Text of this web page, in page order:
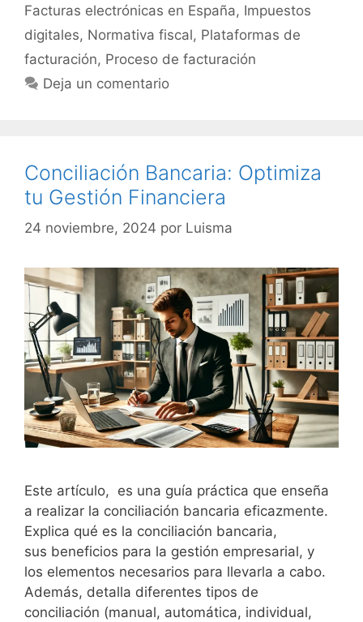
Facturas electrónicas en España, Impuestos
digitales, Normativa fiscal, Plataformas de
facturación, Proceso de facturación
Deja un comentario
Conciliación Bancaria: Optimiza
tu Gestión Financiera
24 noviembre, 2024 por Luisma
Este artículo, es una guía práctica que enseña
a realizar la conciliación bancaria eficazmente.
Explica qué es la conciliación bancaria,
sus beneficios para la gestión empresarial, y
los elementos necesarios para llevarla a cabo.
Además, detalla diferentes tipos de
conciliación (manual, automática, individual,